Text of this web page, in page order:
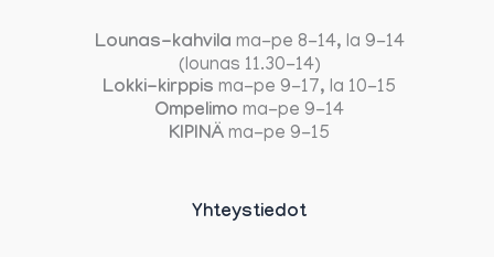
Lounas-kahvila ma-pe 8-14, la 9-14
(lounas 11.30-14)
Lokki-kirppis ma-pe 9-17, la 10-15
Ompelimo ma-pe 9-14
KIPINÄ ma-pe 9-15
Yhteystiedot